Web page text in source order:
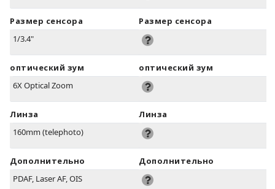
Размер сенсора
1/3.4"
оптический зум
6X Optical Zoom
Линза
160mm (telephoto)
Дополнительно
PDAF, Laser AF, OIS
Размер сенсора
оптический зум
Линза
Дополнительно